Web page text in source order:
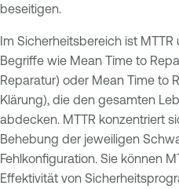
beseitigen.
Im Sicherheitsbereich ist
Begriffe wie Mean Time to
Reparatur) oder Mean Time to
Klärung), die den gesamten
abdecken. MTTR konzentriert
Behebung der jeweiligen
Fehlkonfiguration. Sie können
Effektivität von